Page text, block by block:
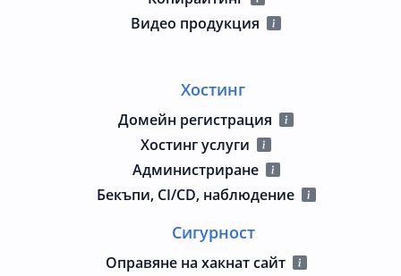
Видео продукция
Хостинг
Домейн регистрация
Хостинг услуги
Администриране
Бекъпи, CI/CD, наблюдение
Сигурност
Оправяне на хакнат сайт